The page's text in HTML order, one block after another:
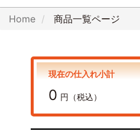
Home 商品一覧ページ
現在の仕入れ小計
0 円（税込）